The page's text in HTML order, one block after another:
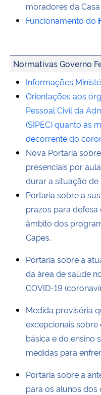
moradores da
Funcionamento do
Normativas Governo
Informações
Orientações aos
Pessoal Civil da
(SIPEC) quanto às
decorrente do
Nova Portaria
presenciais por
durar a situação de
Portaria sobre a
prazos para
âmbito dos
Capes.
Portaria sobre a
da área de saúde
COVID-19
Medida provisória
excepcionais
básica e do ensino
medidas para
Portaria sobre a
para os alunos dos